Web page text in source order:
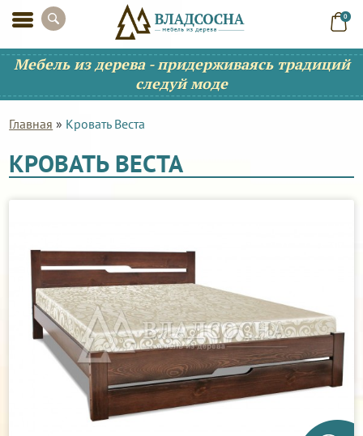
0
Мебель из дерева - придерживаясь традиций
следуй моде
Главная » Кровать Веста
КРОВАТЬ ВЕСТА